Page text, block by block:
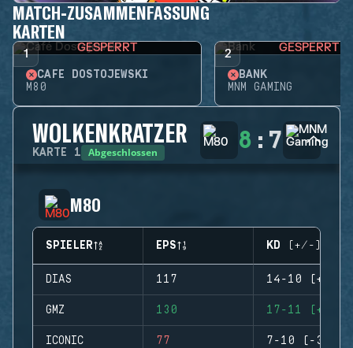
MATCH-ZUSAMMENFASSUNG
KARTEN
1 GESPERRT
CAFÉ DOSTOJEWSKI
M80
2 GESPERRT
BANK
MNM GAMING
WOLKENKRATZER
KARTE 1 Abgeschlossen 8 : 7
M80
SPIELER EPS KD (+/-)
DIAS 117 14-10 (+4)
GMZ 130 17-11 (+6)
ICONIC 77 7-10 (-3)